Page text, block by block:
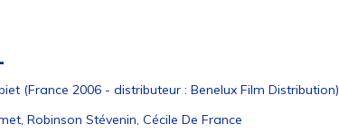
(France 2006 - distributeur : Benelux Film Distribution)
Robinson Stévenin, Cécile De France